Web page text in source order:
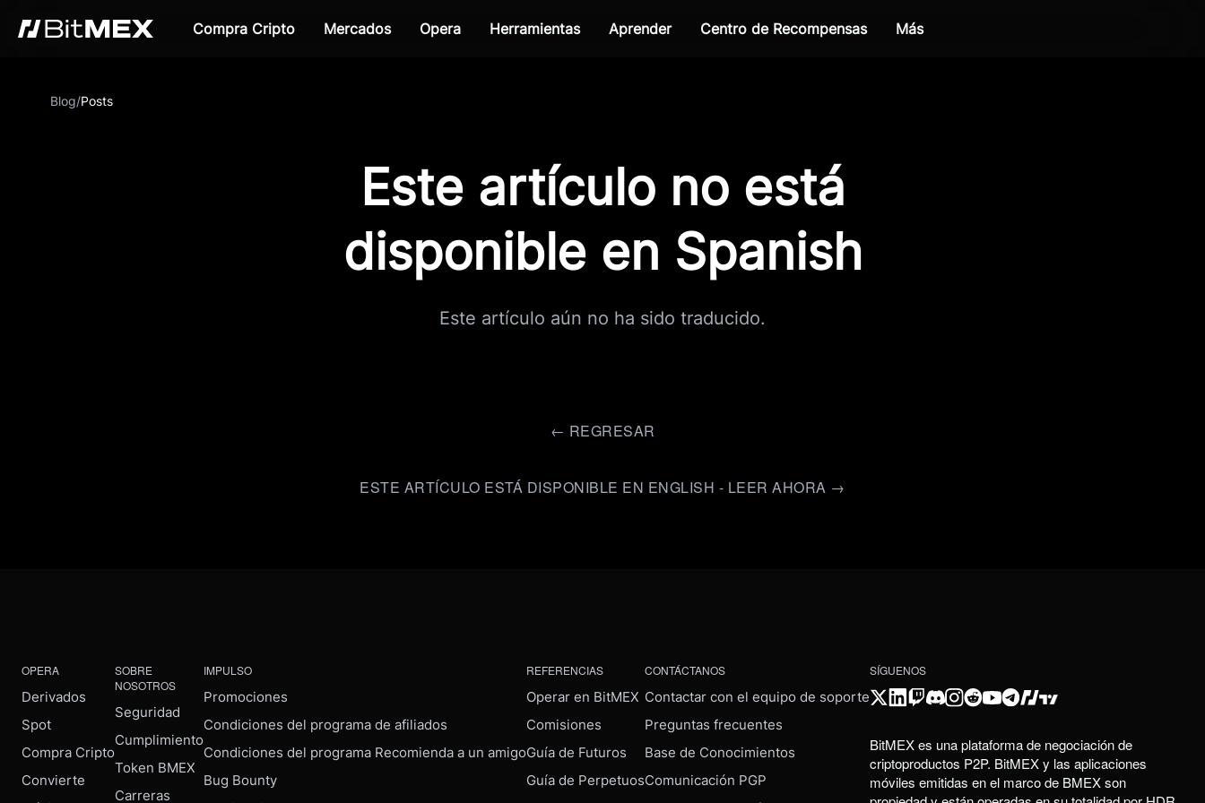
Compra Cripto Mercados Opera Herramientas Aprender Centro de Recompensas Más
Blog/Posts
Este artículo no está
disponible en Spanish
Este artículo aún no ha sido traducido.
← REGRESAR
ESTE ARTÍCULO ESTÁ DISPONIBLE EN ENGLISH - LEER AHORA →
OPERA
Derivados
Spot
Compra Cripto
Convierte
SOBRE
NOSOTROS
Seguridad
Cumplimiento
Token BMEX
Carreras
IMPULSO
Promociones
Condiciones del programa de afiliados
Condiciones del programa Recomienda a un amigo
Bug Bounty
REFERENCIAS
Operar en BitMEX
Comisiones
Guía de Futuros
Guía de Perpetuos
CONTÁCTANOS
Contactar con el equipo de soporte
Preguntas frecuentes
Base de Conocimientos
Comunicación PGP
SÍGUENOS
BitMEX es una plataforma de negociación de
criptoproductos P2P. BitMEX y las aplicaciones
móviles emitidas en el marco de BMEX son